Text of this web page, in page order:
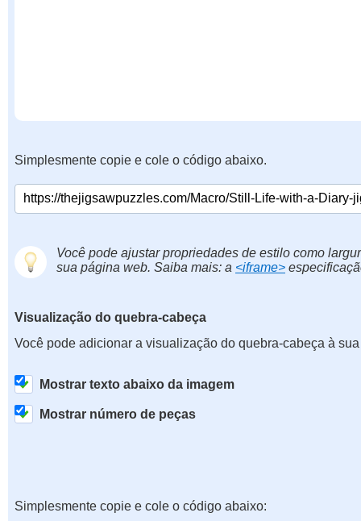
Simplesmente copie e cole o código abaixo.
Você pode ajustar propriedades de estilo como
sua página web. Saiba mais: a <iframe>
Visualização do quebra-cabeça
Você pode adicionar a visualização do quebra-cabeça à
Mostrar texto abaixo da imagem
Mostrar número de peças
Simplesmente copie e cole o código abaixo: